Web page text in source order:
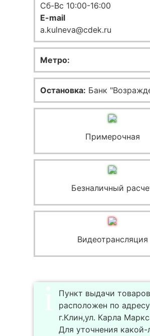
Сб-Вс 10:00-16:00
E-mail
a.kulneva@cdek.ru
Метро:
Остановка: Банк
Примерочная
Безналичный
Видеотрансляция
Пункт выдачи
расположен по адресу
г.Клин,ул. Карла
Для уточнения какой-